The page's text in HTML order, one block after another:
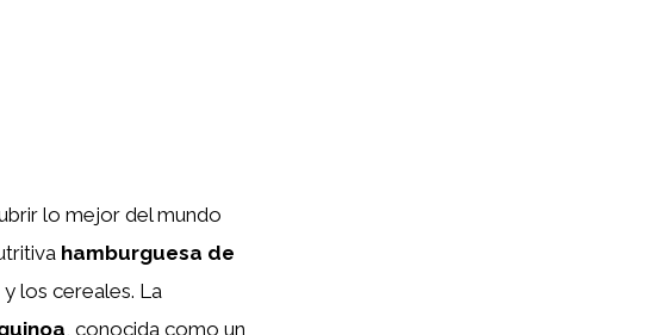
lo mejor del mundo
hamburguesa de
los cereales. La
, conocida como un